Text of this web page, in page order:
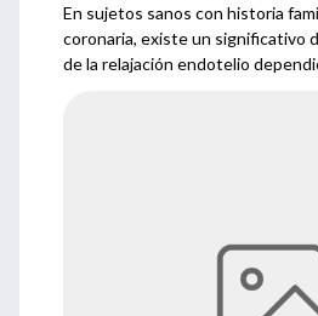
En sujetos sanos con historia
coronaria, existe un significativo
de la relajación endotelio